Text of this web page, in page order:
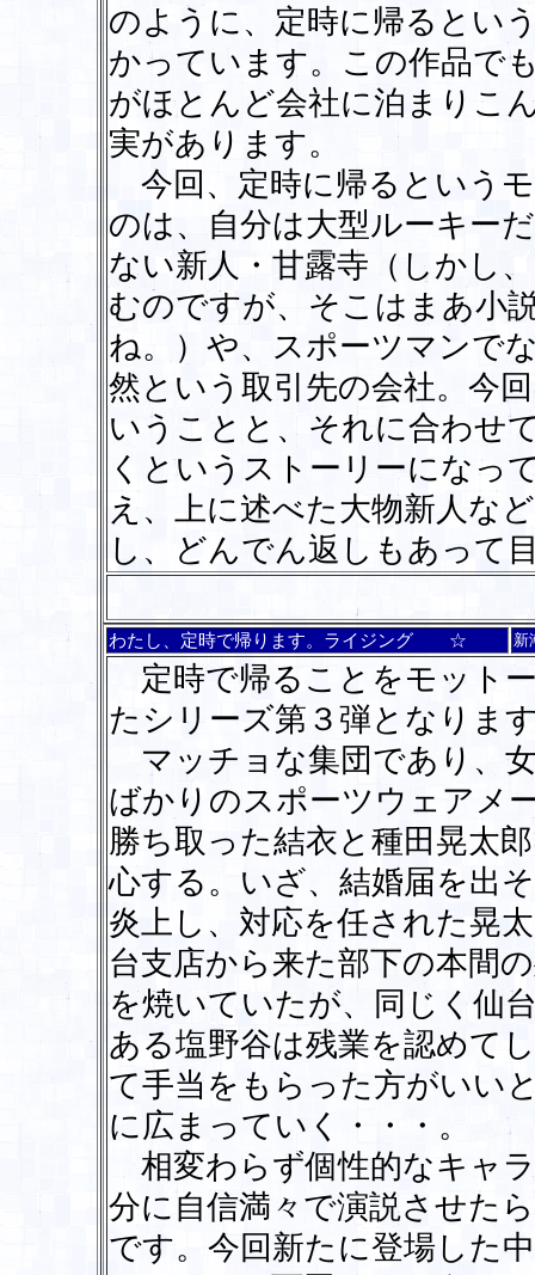
のように、定時に帰るとい
かっています。この作品で
がほとんど会社に泊まりこ
実があります。
今回、定時に帰るという
のは、自分は大型ルーキー
ない新人・甘露寺（しかし
むのですが、そこはまあ小
ね。）や、スポーツマンで
然という取引先の会社。今
いうことと、それに合わせ
くというストーリーになっ
え、上に述べた大物新人な
し、どんでん返しもあって
わたし、定時で帰ります。ライジング ☆ 新
定時で帰ることをモット
たシリーズ第３弾となりま
マッチョな集団であり、
ばかりのスポーツウェアメ
勝ち取った結衣と種田晃太
心する。いざ、結婚届を出
炎上し、対応を任された晃
台支店から来た部下の本間
を焼いていたが、同じく仙
ある塩野谷は残業を認めて
て手当をもらった方がいい
に広まっていく・・・。
相変わらず個性的なキャ
分に自信満々で演説させた
です。今回新たに登場した